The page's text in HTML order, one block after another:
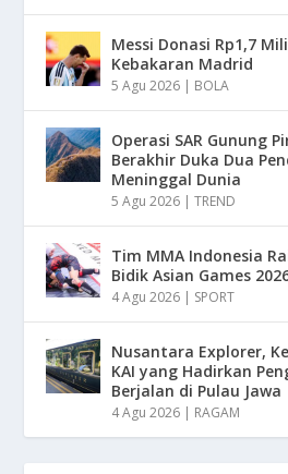
Messi Donasi Rp1,7
Kebakaran Madrid
5 Agu 2026 | BOLA
Operasi SAR Gunung
Berakhir Duka Dua
Meninggal Dunia
5 Agu 2026 |TREND
Tim MMA Indonesia
Bidik Asian Games
4 Agu 2026 | SPORT
Nusantara Explorer,
KAI yang Hadirkan
Berjalan di Pulau Jawa
4 Agu 2026 | RAGAM